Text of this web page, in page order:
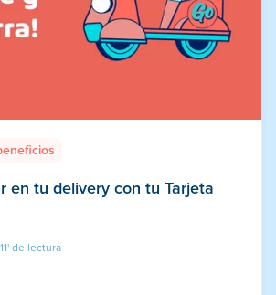
en tu delivery con tu Tarjeta
11' de lectura